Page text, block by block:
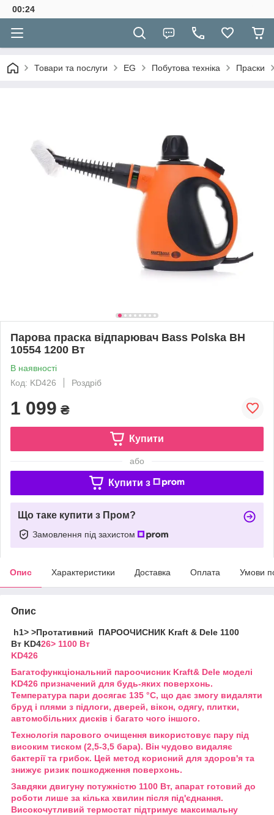
00:24
Товари та послуги EG Побутова техніка Праски
Парова праска відпарювач Bass Polska BH
10554 1200 Вт
В наявності
Код: KD426
Роздріб
1 099 ₴
Купити
або
Купити з
Що таке купити з Пром?
Замовлення під захистом
Опис Характеристики Доставка Оплата Умови
Опис
h1> >Протативний ПАРООЧИСНИК Kraft & Dele 1100
Вт KD426> 1100 Вт
KD426
Багатофункціональний пароочисник Kraft& Dele моделі
KD426 призначений для будь-яких поверхонь.
Температура пари досягає 135 °C, що дає змогу видаляти
бруд і плями з підлоги, дверей, вікон, одягу, плитки,
автомобільних дисків і багато чого іншого.
Технологія парового очищення використовує пару під
високим тиском (2,5-3,5 бара). Він чудово видаляє
бактерії та грибок. Цей метод корисний для здоров'я та
знижує ризик пошкодження поверхонь.
Завдяки двигуну потужністю 1100 Вт, апарат готовий до
роботи лише за кілька хвилин після під'єднання.
Високочутливий термостат підтримує максимальну